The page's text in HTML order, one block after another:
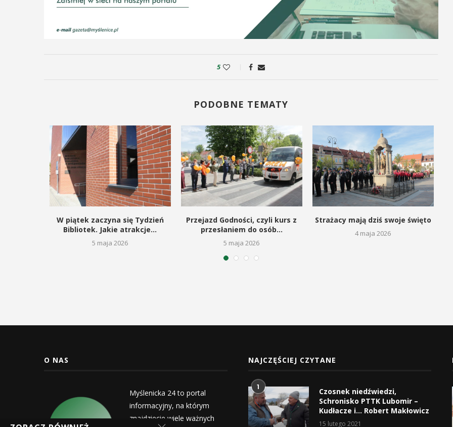
5
PODOBNE TEMATY
W piątek zaczyna się Tydzień
Bibliotek. Jakie atrakcje...
5 maja 2026
Przejazd Godności, czyli kurs z
przesłaniem do osób...
5 maja 2026
Strażacy mają dziś swoje święto
4 maja 2026
O NAS
Myślenicka 24 to portal
informacyjny, na którym
znajdziecie wiele ważnych
NAJCZĘŚCIEJ CZYTANE
1
Czosnek niedźwiedzi,
Schronisko PTTK Lubomir –
Kudłacze i… Robert Makłowicz
15 lutego 2021